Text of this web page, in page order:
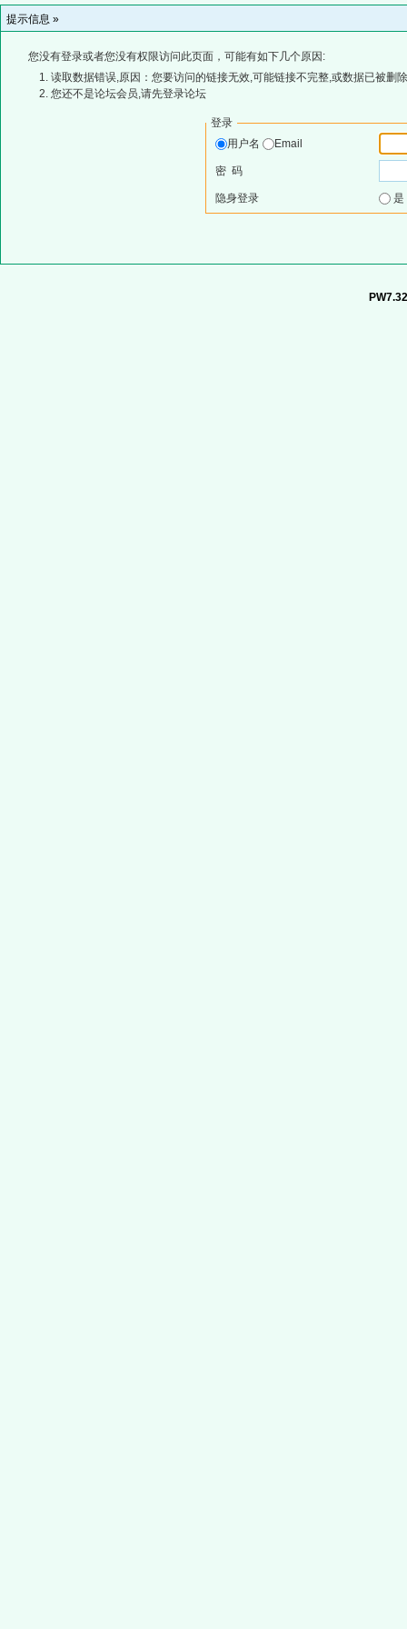
提示信息 »
您没有登录或者您没有权限访问此页面，可能有如下几个原因:
读取数据错误,原因：您要访问的链接无效,可能链接不完整,或数据已被删
您还不是论坛会员,请先登录论坛
登录
用户名
Email
密 码
隐身登录